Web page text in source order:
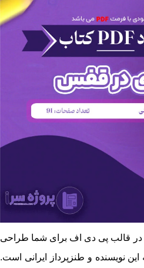
در قالب پی دی اف برای شما طراحی
نویسنده و طنزپرداز ایرانی است.